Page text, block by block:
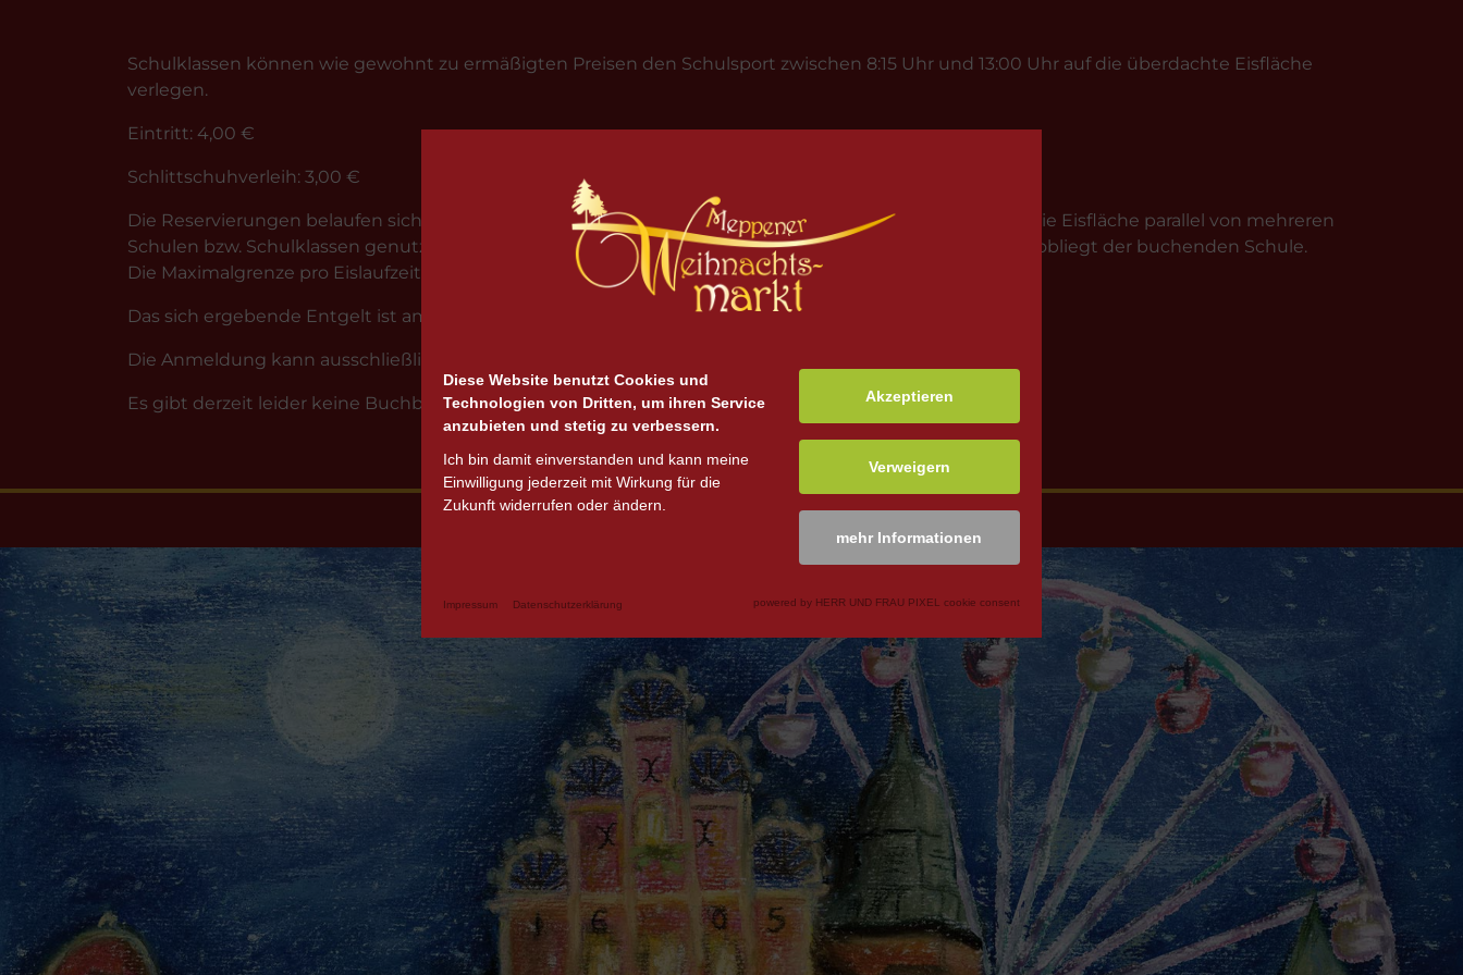
Schulklassen können wie gewohnt zu ermäßigten Preisen den Schulsport zwischen 8:15 Uhr und 13:00 Uhr auf die überdachte Eisfläche
verlegen.
Eintritt: 4,00 €
Schlittschuhverleih: 3,00 €
Die Reservierungen belaufen sich jeweils auf den Zeitraum von 1,5 Stunden. Wir weisen darauf hin, dass die Eisfläche parallel von mehreren
Schulen bzw. Schulklassen genutzt werden kann. Die Einhaltung der aktuell gültigen Corona-Vorgaben obliegt der buchenden Schule.
Die Maximalgrenze pro Eislaufzeit liegt bei 80 Schülern.
Das sich ergebende Entgelt ist am gebuchten Tag direkt vor Ort zu entrichten.
Die Anmeldung kann ausschließlich online und nur von Lehrern erfolgen.
Es gibt derzeit leider keine Buchbaren Veranstaltungen.
Diese Website benutzt Cookies und
Technologien von Dritten, um ihren Service
anzubieten und stetig zu verbessern.
Ich bin damit einverstanden und kann meine
Einwilligung jederzeit mit Wirkung für die
Zukunft widerrufen oder ändern.
Akzeptieren
Verweigern
mehr Informationen
Impressum Datenschutzerklärung powered by HERR UND FRAU PIXEL cookie consent